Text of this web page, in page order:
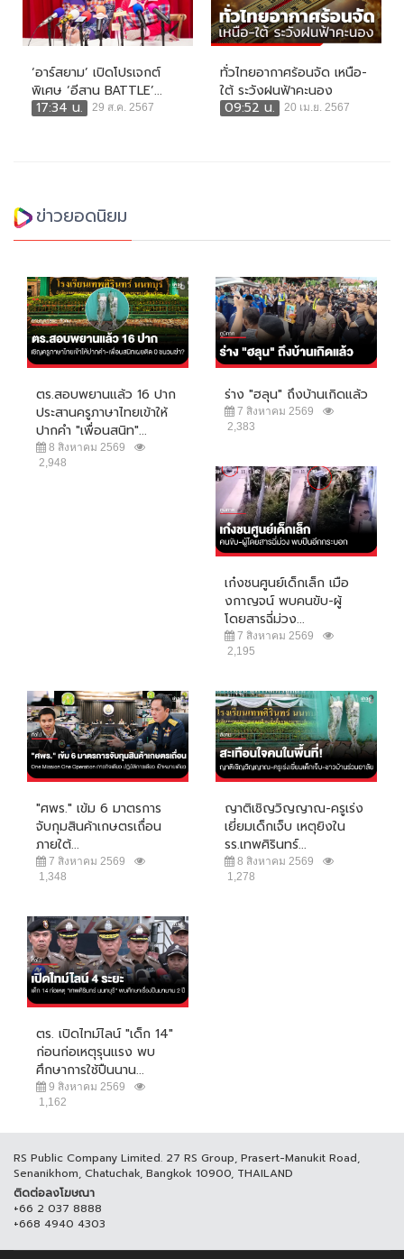
‘อาร์สยาม’ เปิดโปรเจกต์
พิเศษ ‘อีสาน BATTLE’...
17:34 น.
29 ส.ค. 2567
ทั่วไทยอากาศร้อนจัด เหนือ-
ใต้ ระวังฝนฟ้าคะนอง
09:52 น.
20 เม.ย. 2567
ข่าวยอดนิยม
ตร.สอบพยานแล้ว 16 ปาก
ประสานครูภาษาไทยเข้าให้
ปากคำ "เพื่อนสนิท"...
8 สิงหาคม 2569
2,948
ร่าง "ฮลุน" ถึงบ้านเกิดแล้ว
7 สิงหาคม 2569
2,383
เก๋งชนศูนย์เด็กเล็ก เมือ
งกาญจน์ พบคนขับ-ผู้
โดยสารฉี่ม่วง...
7 สิงหาคม 2569
2,195
"ศพร." เข้ม 6 มาตรการ
จับกุมสินค้าเกษตรเถื่อน
ภายใต้...
7 สิงหาคม 2569
1,348
ญาติเชิญวิญญาณ-ครูเร่ง
เยี่ยมเด็กเจ็บ เหตุยิงใน
รร.เทพศิรินทร์...
8 สิงหาคม 2569
1,278
ตร. เปิดไทม์ไลน์ "เด็ก 14"
ก่อนก่อเหตุรุนแรง พบ
ศึกษาการใช้ปืนนาน...
9 สิงหาคม 2569
1,162
RS Public Company Limited. 27 RS Group, Prasert-Manukit Road,
Senanikhom, Chatuchak, Bangkok 10900, THAILAND
ติดต่อลงโฆษณา
+66 2 037 8888
+668 4940 4303